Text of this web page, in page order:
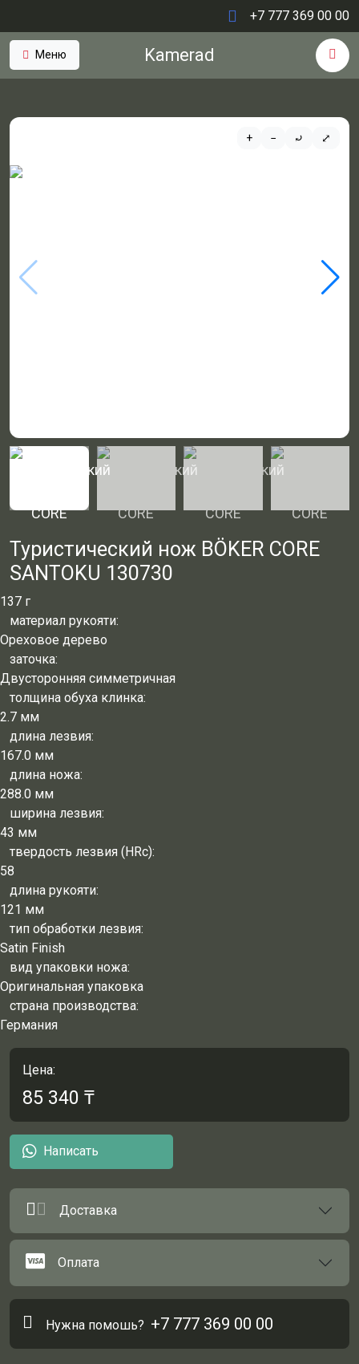
+7 777 369 00 00
Меню Kamerad
+ − ⤾ ⤢
Туристический нож BÖKER CORE
SANTOKU 130730
137 г
материал рукояти:
Ореховое дерево
заточка:
Двусторонняя симметричная
толщина обуха клинка:
2.7 мм
длина лезвия:
167.0 мм
длина ножа:
288.0 мм
ширина лезвия:
43 мм
твердость лезвия (HRc):
58
длина рукояти:
121 мм
тип обработки лезвия:
Satin Finish
вид упаковки ножа:
Оригинальная упаковка
страна производства:
Германия
Цена:
85 340 ₸
Написать
Доставка
Оплата
Нужна помошь? +7 777 369 00 00